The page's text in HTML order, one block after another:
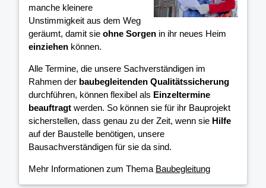
manche kleinere
Unstimmigkeit aus dem Weg
geräumt, damit sie ohne Sorgen in ihr neues Heim
einziehen können.
Alle Termine, die unsere Sachverständigen im
Rahmen der baubegleitenden Qualitätssicherung
durchführen, können flexibel als Einzeltermine
beauftragt werden. So können sie für ihr Bauprojekt
sicherstellen, dass genau zu der Zeit, wenn sie Hilfe
auf der Baustelle benötigen, unsere
Bausachverständigen für sie da sind.
Mehr Informationen zum Thema Baubegleitung